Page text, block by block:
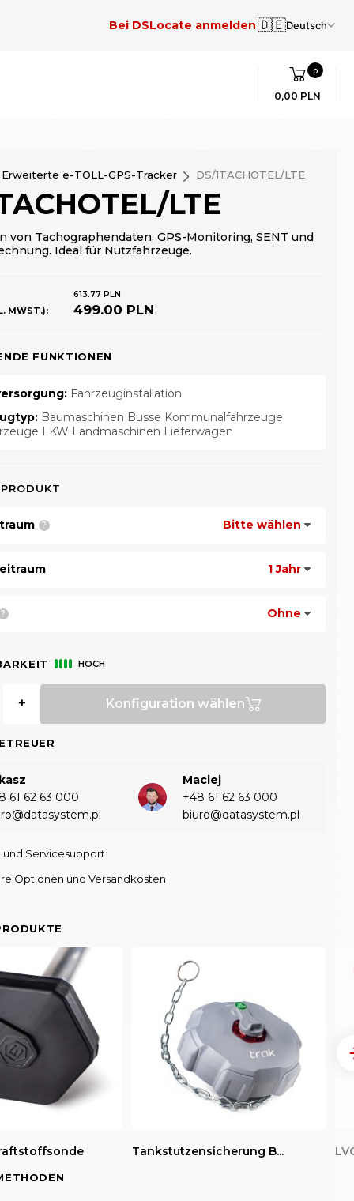
Bei DSLocate anmelden🇩🇪Deutsch
0
0,00 PLN
Erweiterte e-TOLL-GPS-Tracker DS/1TACHOTEL/LTE
LTE
von Tachographendaten, GPS-Monitoring, SENT und
Ideal für Nutzfahrzeuge.
MWST.):
613.77 PLN
499.00 PLN
FUNKTIONEN
Fahrzeuginstallation
Baumaschinen Busse Kommunalfahrzeuge
LKW Landmaschinen Lieferwagen
? Bitte wählen
1 Jahr
? Ohne
HOCH
+ Konfiguration wählen
61 62 63 000‬
Maciej
+48 61 62 63 000‬
biuro@datasystem.pl
und Servicesupport
Optionen und Versandkosten
Tankstutzensicherung B...